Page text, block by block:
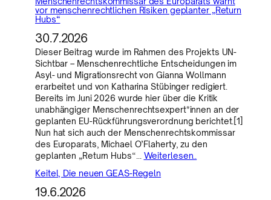
vor menschenrechtlichen Risiken geplanter „Return
Hubs“
30.7.2026
Dieser Beitrag wurde im Rahmen des Projekts UN-
Sichtbar – Menschenrechtliche Entscheidungen im
Asyl- und Migrationsrecht von Gianna Wollmann
erarbeitet und von Katharina Stübinger redigiert.
Bereits im Juni 2026 wurde hier über die Kritik
unabhängiger Menschenrechtsexpert*innen an der
geplanten EU-Rückführungsverordnung berichtet.[1]
Nun hat sich auch der Menschenrechtskommissar
des Europarats, Michael O’Flaherty, zu den
geplanten „Return Hubs“… Weiterlesen..
Keitel, Die neuen GEAS-Regeln
19.6.2026